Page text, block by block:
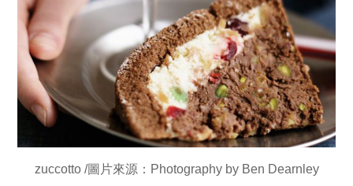
zuccotto /圖片來源：Photography by Ben Dearnley